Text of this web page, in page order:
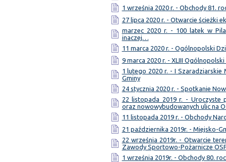
1 września 2020 r. - Obchody 81.
27 lipca 2020 r. - Otwarcie ścieżki
marzec 2020 r. - 100 latek w
inaczej…
11 marca 2020 r. - Ogólnopolski
9 marca 2020 r. - XLIII
1 lutego 2020 r. - I
Gminy
24 stycznia 2020 r. - Spotkanie
22 listopada 2019 r. - Uroczyste
oraz nowowybudowanych ulic na
11 listopada 2019 r. - Obchody
21 października 2019r. - Miejsko-
22 września 2019r. - Otwarcie
Zawody Sportowo-Pożarnicze
1 września 2019r. - Obchody 80.